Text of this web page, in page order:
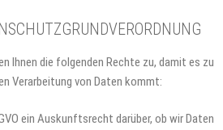
Ihnen die folgenden Rechte zu, damit es zu
Verarbeitung von Daten kommt:
ein Auskunftsrecht darüber, ob wir Daten